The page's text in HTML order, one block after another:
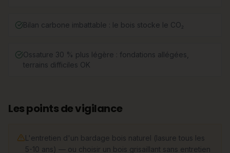
Bilan carbone imbattable : le bois stocke le CO₂
Ossature 30 % plus légère : fondations allégées,
terrains difficiles OK
Les points de vigilance
L'entretien d'un bardage bois naturel (lasure tous les
5-10 ans) — ou choisir un bois grisaillant sans entretien